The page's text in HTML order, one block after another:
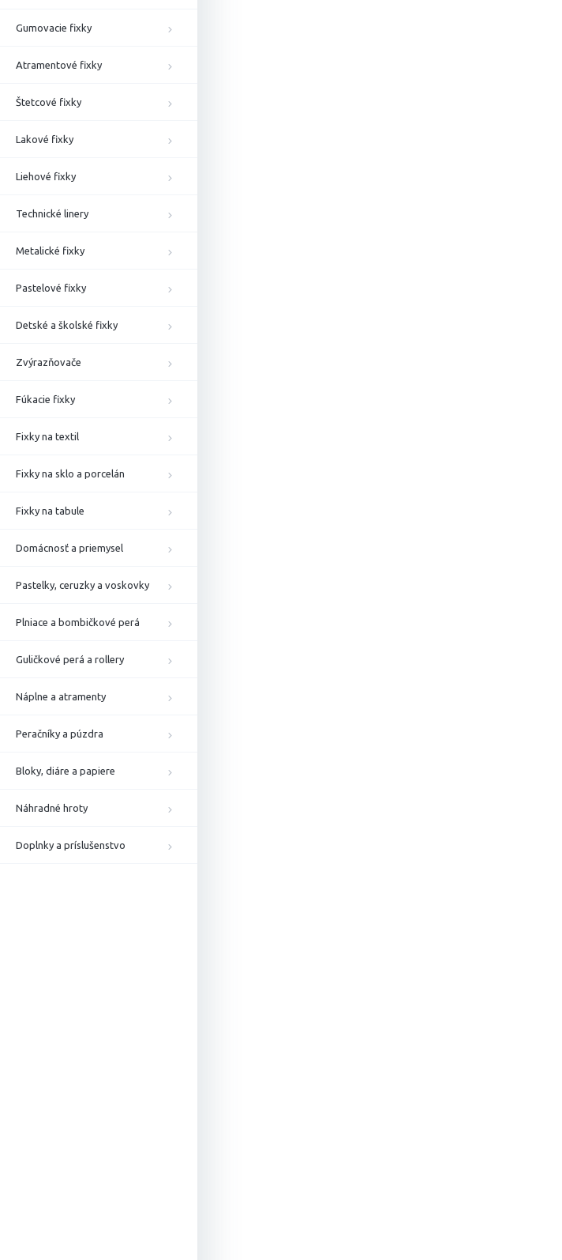
Gumovacie fixky
Atramentové fixky
Štetcové fixky
Lakové fixky
Liehové fixky
Technické linery
Metalické fixky
Pastelové fixky
Detské a školské fixky
Zvýrazňovače
Fúkacie fixky
Fixky na textil
Fixky na sklo a porcelán
Fixky na tabule
Domácnosť a priemysel
Pastelky, ceruzky a voskovky
Plniace a bombičkové perá
Guličkové perá a rollery
Náplne a atramenty
Peračníky a púzdra
Bloky, diáre a papiere
Náhradné hroty
Doplnky a príslušenstvo